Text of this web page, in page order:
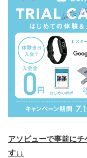
アソビューで事前に
す↓↓